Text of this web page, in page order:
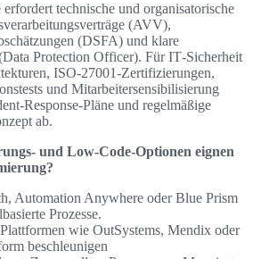
technische und organisatorische
(AVV),
(DSFA) und klare
Protection Officer). Für IT‑Sicherheit
ISO‑27001‑Zertifizierungen,
und Mitarbeitersensibilisierung
und regelmäßige
ab.
und Low‑Code‑Optionen eignen
Automation Anywhere oder Blue Prism
Prozesse.
wie OutSystems, Mendix oder
beschleunigen